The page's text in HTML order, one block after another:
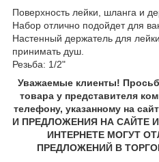
Поверхность лейки, шланга и
Набор отлично подойдет для
Настенный держатель для
принимать душ.
Резьба: 1/2"
Уважаемые клиенты!
товара у представителя
телефону, указанному на
И ПРЕДЛОЖЕНИЯ НА САЙТЕ
ИНТЕРНЕТЕ МОГУТ
ПРЕДЛОЖЕНИЙ В